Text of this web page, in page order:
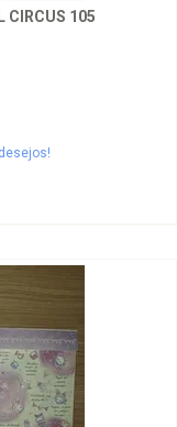
CIRCUS 105